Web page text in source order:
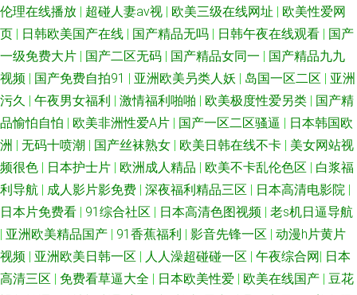
伦理在线播放 | 超碰人妻av视 | 欧美三级在线网址 | 欧美性爱网
页 | 日韩欧美国产在线 | 国产精品无吗 | 日韩午夜在线观看 | 国产
一级免费大片 | 国产二区无码 | 国产精品女同一 | 国产精品九九
视频 | 国产免费自拍91 | 亚洲欧美叧类人妖 | 岛国一区二区 | 亚洲
污久 | 午夜男女福利 | 激情福利啪啪 | 欧美极度性爱另类 | 国产精
品愉怕自怕 | 欧美非洲性爱A片 | 国产一区二区骚逼 | 日本韩国欧
洲 | 无码十喷潮 | 国产丝袜熟女 | 欧美日韩在线不卡 | 美女网站视
频很色 | 日本护士片 | 欧洲成人精品 | 欧美不卡乱伦色区 | 白浆福
利导航 | 成人影片影免费 | 深夜福利精品三区 | 日本高清电影院 |
日本片免费看 | 91综合社区 | 日本高清色图视频 | 老s机日逼导航
| 亚洲欧美精品国产 | 91香蕉福利 | 影音先锋一区 | 动漫h片黄片
视频 | 亚洲欧美日韩一区 | 人人澡超碰碰一区 | 午夜综合网| 日本
高清三区 | 免费看草逼大全 | 日本欧美性爱 | 欧美在线国产 | 豆花